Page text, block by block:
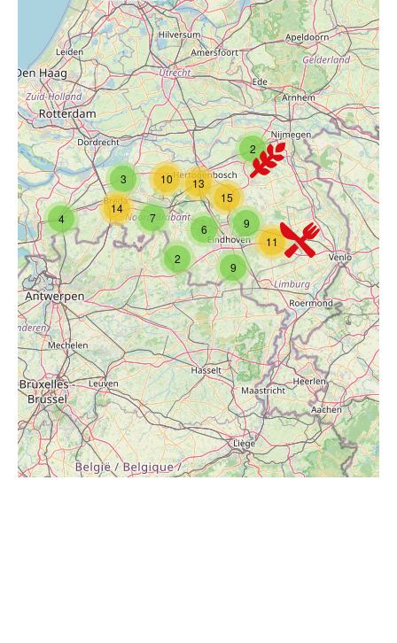
2
2
3
4 7
14
10
9
9
11
6
15
13